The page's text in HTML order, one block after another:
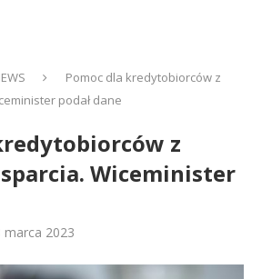
Pomoc dla kredytobiorców z
podał dane
z
Wiceminister
marca 2023